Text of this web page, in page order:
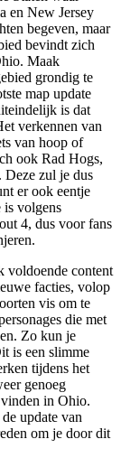
en New Jersey
begeven, maar
bevindt zich
Maak
grondig te
map update
is dat
verkennen van
van hoop of
ook Rad Hogs,
Deze zul je dus
er ook eentje
is volgens
4, dus voor fans
voldoende content
facties, volop
vis om te
die met
Zo kun je
is een slimme
tijdens het
genoeg
in Ohio.
update van
om je door dit